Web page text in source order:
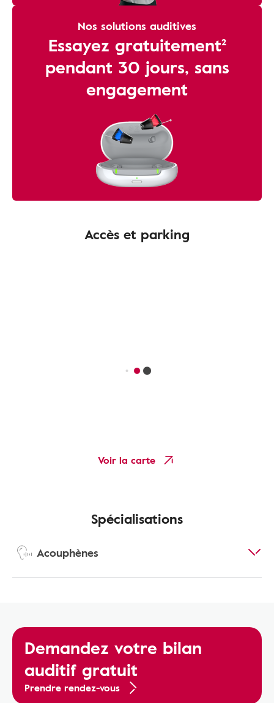
Nos solutions auditives
Essayez gratuitement²
pendant 30 jours, sans
engagement
Accès et parking
Voir la carte
Spécialisations
Acouphènes
Demandez votre bilan
auditif gratuit
Prendre rendez-vous